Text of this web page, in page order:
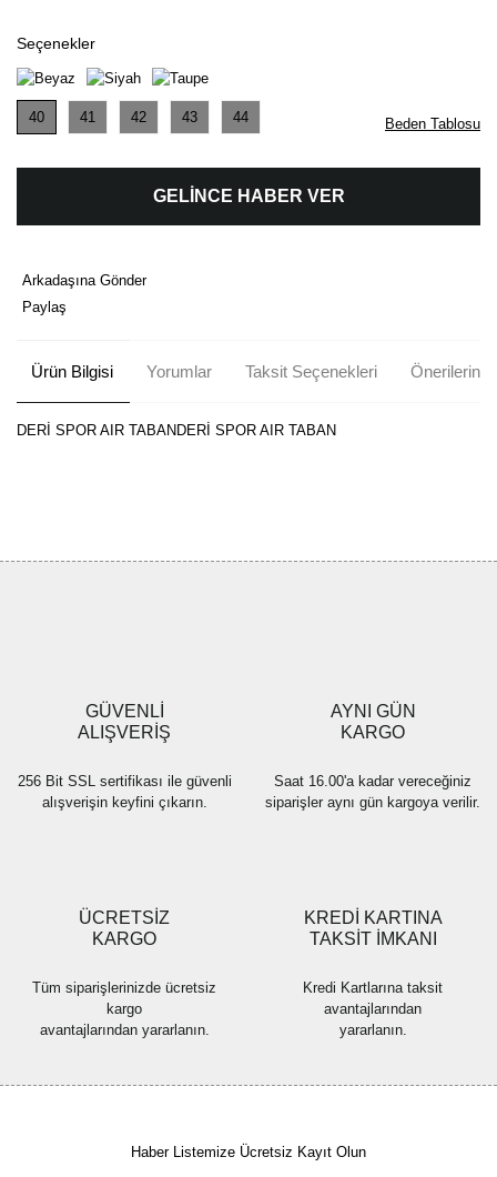
Seçenekler
40 41 42 43 44 Beden Tablosu
GELİNCE HABER VER
Arkadaşına Gönder
Paylaş
Ürün Bilgisi Yorumlar Taksit Seçenekleri Önerileriniz
DERİ SPOR AIR TABANDERİ SPOR AIR TABAN
Ürün fiyatı diğer sitelerden daha pahalı.
Bu ürüne benzer farklı alternatifler olmalı.
GÜVENLİ
ALIŞVERİŞ
256 Bit SSL sertifikası ile güvenli
alışverişin keyfini çıkarın.
AYNI GÜN
KARGO
Saat 16.00'a kadar vereceğiniz
siparişler aynı gün kargoya verilir.
ÜCRETSİZ
KARGO
Tüm siparişlerinizde ücretsiz
kargo
avantajlarından yararlanın.
KREDİ KARTINA
TAKSİT İMKANI
Kredi Kartlarına taksit
avantajlarından
yararlanın.
Haber Listemize Ücretsiz Kayıt Olun